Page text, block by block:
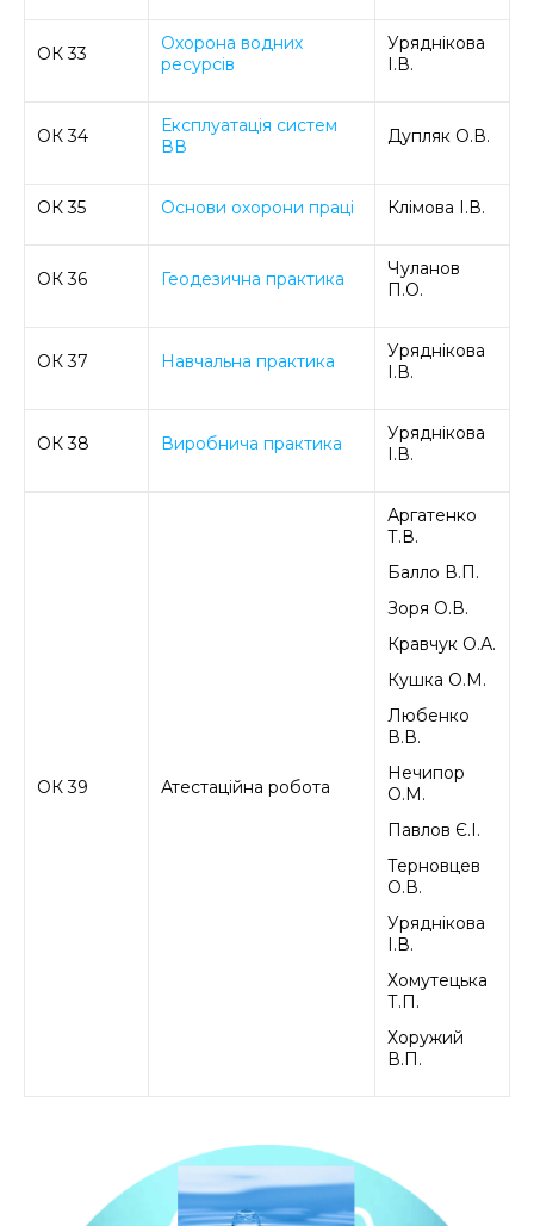
ОК 33
Охорона водних
ресурсів
Уряднікова
І.В.
ОК 34
Експлуатація систем
ВВ
Дупляк О.В.
ОК 35 Основи охорони праці Клімова І.В.
ОК 36 Геодезична практика
Чуланов
П.О.
ОК 37 Навчальна практика
Уряднікова
І.В.
ОК 38 Виробнича практика
Уряднікова
І.В.
ОК 39 Атестаційна робота
Аргатенко
Т.В.
Балло В.П.
Зоря О.В.
Кравчук О.А.
Кушка О.М.
Любенко
В.В.
Нечипор
О.М.
Павлов Є.І.
Терновцев
О.В.
Уряднікова
І.В.
Хомутецька
Т.П.
Хоружий
В.П.